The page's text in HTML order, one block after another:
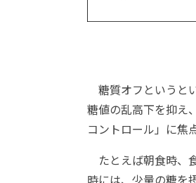
糖質オフというと
糖値の乱高下を抑え
コントロール」に焦
たとえば朝食時、